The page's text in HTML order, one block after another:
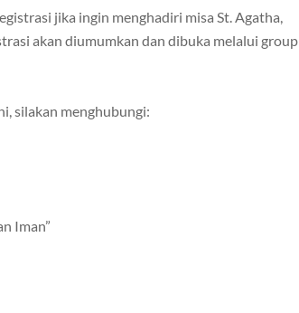
jika ingin menghadiri misa St. Agatha,
akan diumumkan dan dibuka melalui group
silakan menghubungi:
Iman”